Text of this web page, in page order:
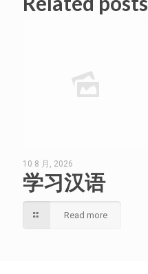
10 8 月, 2026
学习汉语
Read more